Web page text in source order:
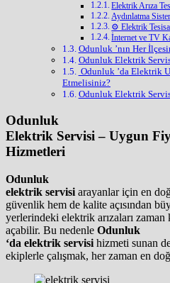
Elektrik Arıza
Aydınlatma
⚙️ Elektrik
İnternet ve TV
Odunluk ’nın Her
Odunluk Elektrik
Odunluk ’da Elektrik
Etmelisiniz?
Odunluk Elektrik
Odunluk
Elektrik Servisi – Uygun
Hizmetleri
Odunluk
elektrik servisi arayanlar için en
güvenlik hem de kalite açısından
yerlerindeki elektrik arızaları
açabilir. Bu nedenle Odunluk
‘da elektrik servisi hizmeti sunan
ekiplerle çalışmak, her zaman en